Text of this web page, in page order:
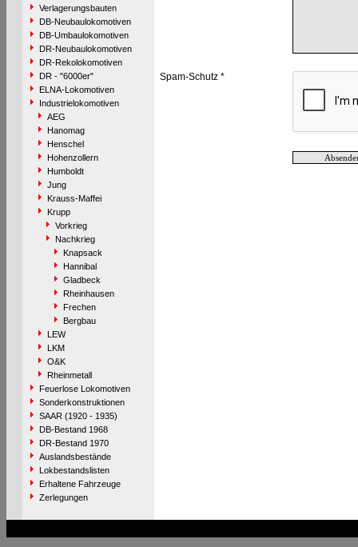
Verlagerungsbauten
DB-Neubaulokomotiven
DB-Umbaulokomotiven
DR-Neubaulokomotiven
DR-Rekolokomotiven
DR - "6000er"
ELNA-Lokomotiven
Industrielokomotiven
AEG
Hanomag
Henschel
Hohenzollern
Humboldt
Jung
Krauss-Maffei
Krupp
Vorkrieg
Nachkrieg
Knapsack
Hannibal
Gladbeck
Rheinhausen
Frechen
Bergbau
LEW
LKM
O&K
Rheinmetall
Feuerlose Lokomotiven
Sonderkonstruktionen
SAAR (1920 - 1935)
DB-Bestand 1968
DR-Bestand 1970
Auslandsbestände
Lokbestandslisten
Erhaltene Fahrzeuge
Zerlegungen
Spam-Schutz *